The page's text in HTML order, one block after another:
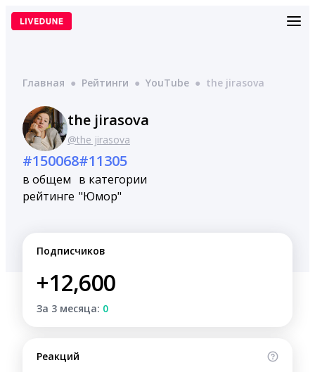
Перейти
Главная ● Рейтинги ● YouTube ● the jirasova
the jirasova
@the jirasova
#150068
в общем
рейтинге
#11305
в категории
"Юмор"
Подписчиков
+12,600
За 3 месяца: 0
Реакций